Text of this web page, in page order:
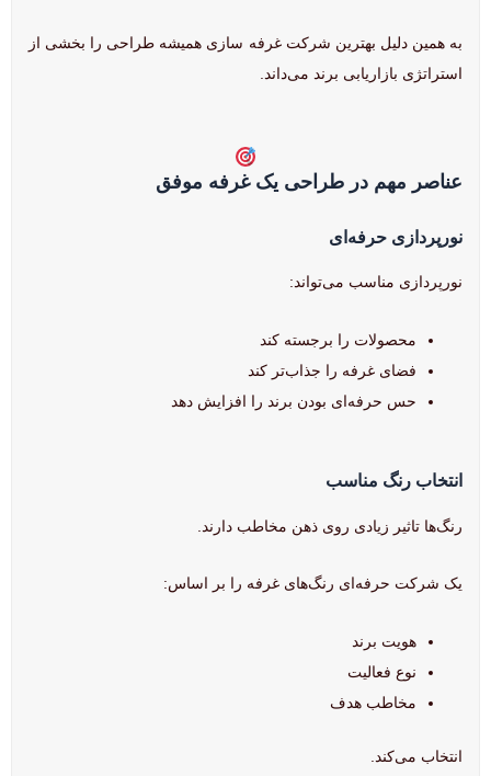
به همین دلیل بهترین شرکت غرفه سازی همیشه طراحی را بخشی از
استراتژی بازاریابی برند می‌داند.
عناصر مهم در طراحی یک غرفه موفق
نورپردازی حرفه‌ای
نورپردازی مناسب می‌تواند:
محصولات را برجسته کند
فضای غرفه را جذاب‌تر کند
حس حرفه‌ای بودن برند را افزایش دهد
انتخاب رنگ مناسب
رنگ‌ها تاثیر زیادی روی ذهن مخاطب دارند.
یک شرکت حرفه‌ای رنگ‌های غرفه را بر اساس:
هویت برند
نوع فعالیت
مخاطب هدف
انتخاب می‌کند.